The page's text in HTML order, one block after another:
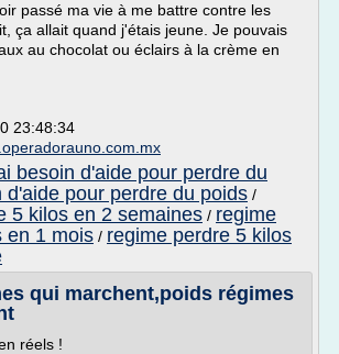
passé ma vie à me battre contre les
ça allait quand j'étais jeune. Je pouvais
au chocolat ou éclairs à la crème en
23:48:34
besoin d'aide pour perdre du
d'aide pour perdre du poids /
5 kilos en 2 semaines / regime
en 1 mois / regime perdre 5 kilos
qui marchent,poids régimes
réels !